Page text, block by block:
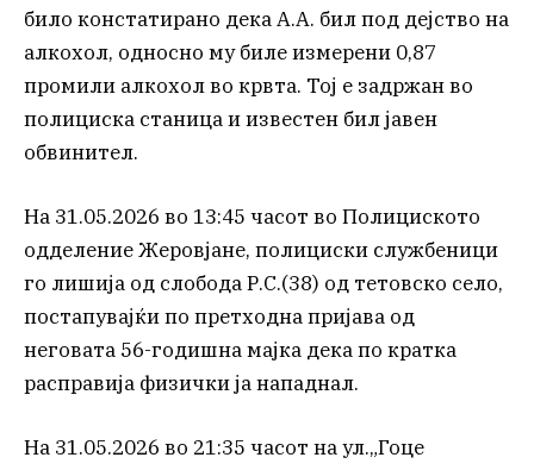
било констатирано дека А.А. бил под дејство на
алкохол, односно му биле измерени 0,87
промили алкохол во крвта. Тој е задржан во
полициска станица и известен бил јавен
обвинител.
На 31.05.2026 во 13:45 часот во Полициското
одделение Жеровјане, полициски службеници
го лишија од слобода Р.С.(38) од тетовско село,
постапувајќи по претходна пријава од
неговата 56-годишна мајка дека по кратка
расправија физички ја нападнал.
На 31.05.2026 во 21:35 часот на ул.„Гоце